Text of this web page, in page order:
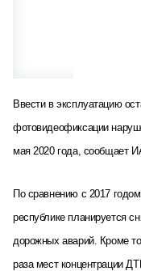
Ввести в эксплуатацию
фотовидеофиксации
мая 2020 года, сообщает
По сравнению с 2017
республике планируется
дорожных аварий. Кроме
раза мест концентрации